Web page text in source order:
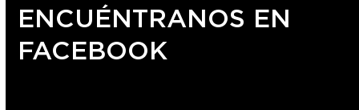
ENCUÉNTRANOS EN
FACEBOOK